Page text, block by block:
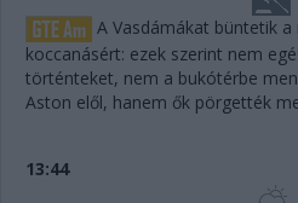
A Vasdámákat büntetik
koccanásért: ezek szerint nem
történteket, nem a bukótérbe
Aston elől, hanem ők pörgették
13:44